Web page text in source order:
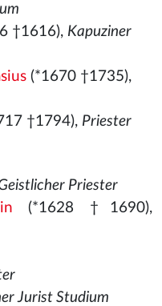
†1616), Kapuziner
(*1670 †1735),
†1794), Priester
Priester
(*1628 †1690),
Jurist Studium